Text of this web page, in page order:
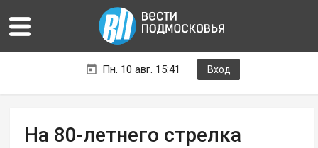
Пн. 10 авг. 15:41 Вход
На 80-летнего стрелка